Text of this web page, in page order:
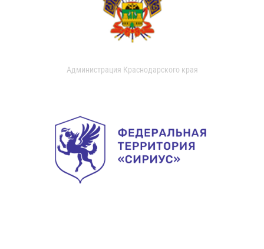
Администрация Краснодарского края